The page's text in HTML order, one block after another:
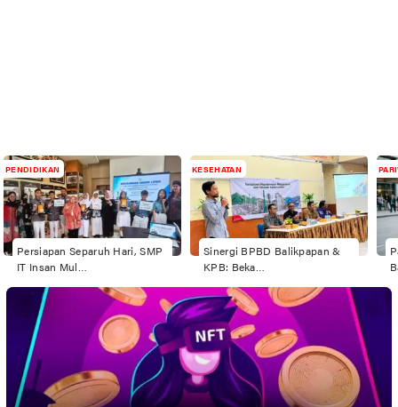
PENDIDIKAN
Persiapan Separuh Hari, SMP
IT Insan Mul…
KESEHATAN
Sinergi BPBD Balikpapan &
KPB: Beka…